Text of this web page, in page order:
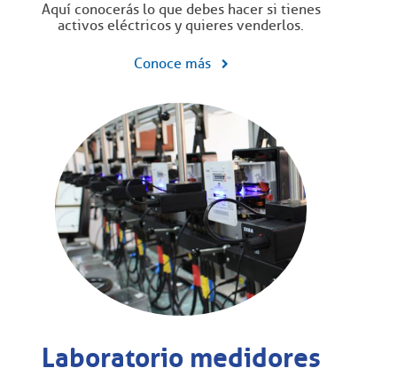
Aquí conocerás lo que debes hacer si tienes
activos eléctricos y quieres venderlos.
Conoce más
Laboratorio medidores